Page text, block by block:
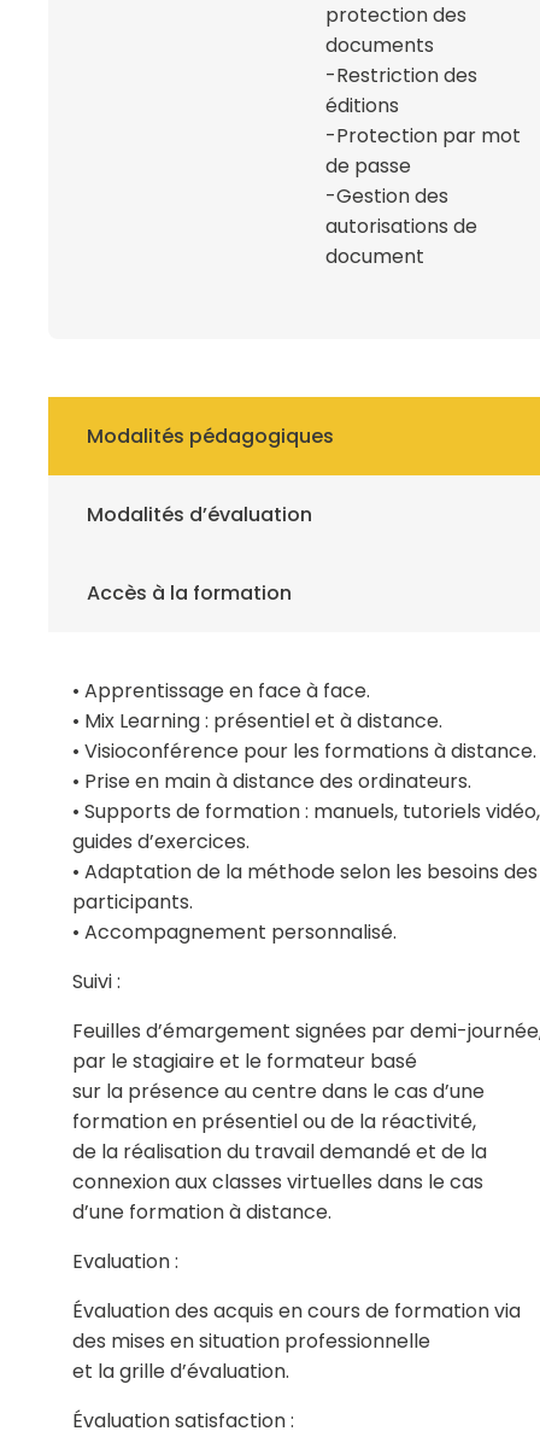
protection des
documents
-Restriction des
éditions
-Protection par mot
de passe
-Gestion des
autorisations de
document
Modalités pédagogiques
Modalités d’évaluation
Accès à la formation
• Apprentissage en face à face.
• Mix Learning : présentiel et à distance.
• Visioconférence pour les formations à distance.
• Prise en main à distance des ordinateurs.
• Supports de formation : manuels, tutoriels vidéo,
guides d’exercices.
• Adaptation de la méthode selon les besoins des
participants.
• Accompagnement personnalisé.
Suivi :
Feuilles d’émargement signées par demi-
par le stagiaire et le formateur basé
sur la présence au centre dans le cas d’une
formation en présentiel ou de la réactivité,
de la réalisation du travail demandé et de la
connexion aux classes virtuelles dans le cas
d’une formation à distance.
Evaluation :
Évaluation des acquis en cours de formation via
des mises en situation professionnelle
et la grille d’évaluation.
Évaluation satisfaction :